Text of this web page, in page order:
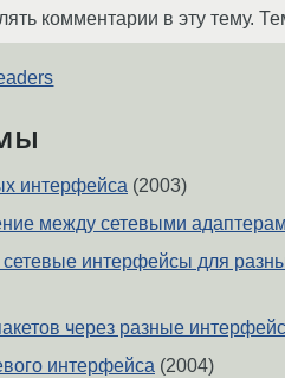
комментарии в эту тему.
интерфейса (2003)
между сетевыми
сетевые интерфейсы для
через разные
интерфейса (2004)